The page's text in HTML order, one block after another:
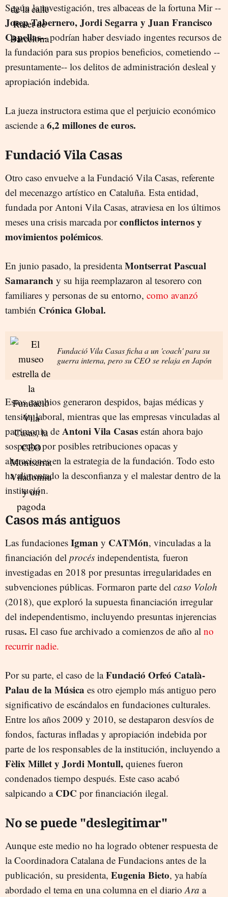
Según la investigación, tres albaceas de la fortuna Mir --
Josep Tabernero, Jordi Segarra y Juan Francisco
Capellas--podrían haber desviado ingentes recursos de
la fundación para sus propios beneficios, cometiendo --
presuntamente-- los delitos de administración desleal y
apropiación indebida.
La jueza instructora estima que el perjuicio económico
asciende a6,2 millones de euros.
Fundació Vila Casas
Otro caso envuelve a la Fundació Vila Casas, referente
del mecenazgo artístico en Cataluña. Esta entidad,
fundada por Antoni Vila Casas, atraviesa en los últimos
meses una crisis marcada porconflictos internos y
movimientos polémicos.
En junio pasado, la presidentaMontserrat Pascual
Samaranch y su hija reemplazaron al tesorero con
familiares y personas de su entorno, como avanzó
también Crónica Global.
Fundació Vila Casas ficha a un 'coach' para su
guerra interna, pero su CEO se relaja en Japón
Estos cambios generaron despidos, bajas médicas y
tensión laboral, mientras que las empresas vinculadas al
patrimonio de Antoni Vila Casas están ahora bajo
sospecha por posibles retribuciones opacas y
alteraciones en la estrategia de la fundación. Todo esto
ha alimentado la desconfianza y el malestar dentro de la
institución.
Casos más antiguos
Las fundaciones Igman y CATMón, vinculadas a la
financiación del procés independentista, fueron
investigadas en 2018 por presuntas irregularidades en
subvenciones públicas. Formaron parte del caso Voloh
(2018), que exploró la supuesta financiación irregular
del independentismo, incluyendo presuntas injerencias
rusas. El caso fue archivado a comienzos de año al no
recurrir nadie.
Por su parte, el caso de laFundació Orfeó Català-
Palau de la Música es otro ejemplo más antiguo pero
significativo de escándalos en fundaciones culturales.
Entre los años 2009 y 2010, se destaparon desvíos de
fondos, facturas infladas y apropiación indebida por
parte de los responsables de la institución, incluyendo a
Fèlix Millet y Jordi Montull, quienes fueron
condenados tiempo después. Este caso acabó
salpicando a CDC por financiación ilegal.
No se puede "deslegitimar"
Aunque este medio no ha logrado obtener respuesta de
la Coordinadora Catalana de Fundacions antes de la
publicación, su presidenta, Eugenia Bieto, ya había
abordado el tema en una columna en el diario Ara a